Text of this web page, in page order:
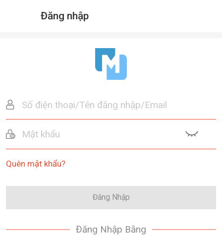
Đăng nhập
Quên mật khẩu?
Đăng Nhập
Đăng Nhập Bằng